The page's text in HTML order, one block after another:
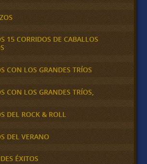
15 CORRIDOS DE CABALLOS
CON LOS GRANDES TRÍOS
CON LOS GRANDES TRÍOS,
DEL ROCK & ROLL
DEL VERANO
ÉXITOS